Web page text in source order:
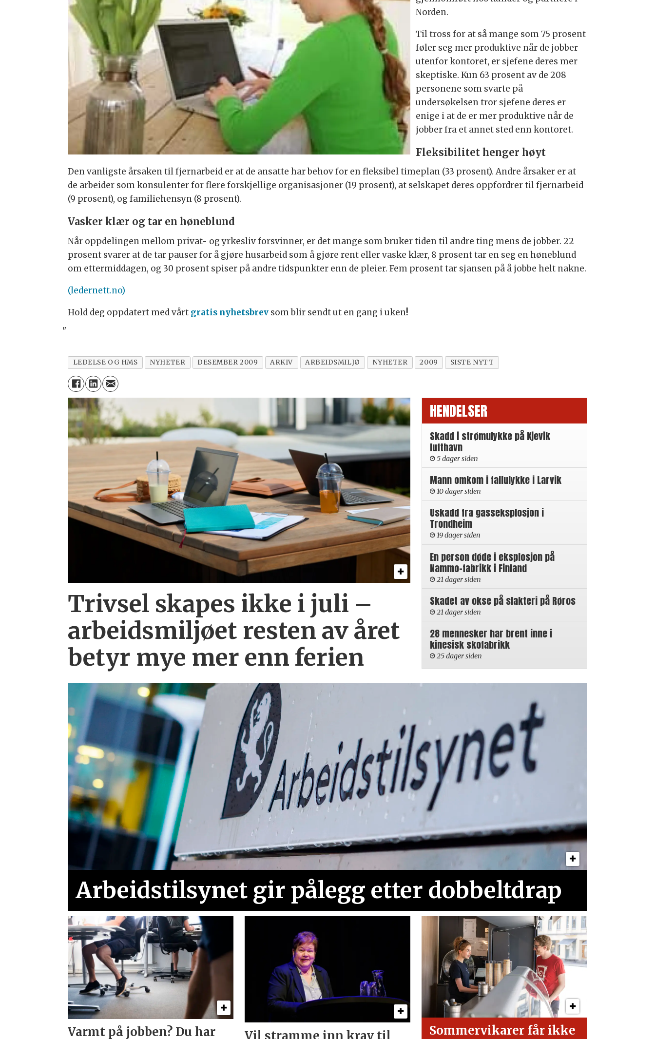
Norden.
Til tross for at så mange som 75 prosent
føler seg mer produktive når de jobber
utenfor kontoret, er sjefene deres mer
skeptiske. Kun 63 prosent av de 208
personene som svarte på
undersøkelsen tror sjefene deres er
enige i at de er mer produktive når de
jobber fra et annet sted enn kontoret.
Fleksibilitet henger høyt
Den vanligste årsaken til fjernarbeid er at de ansatte har behov for en fleksibel timeplan (33 prosent). Andre årsaker er at
de arbeider som konsulenter for flere forskjellige organisasjoner (19 prosent), at selskapet deres oppfordrer til fjernarbeid
(9 prosent), og familiehensyn (8 prosent).
Vasker klær og tar en høneblund
Når oppdelingen mellom privat- og yrkesliv forsvinner, er det mange som bruker tiden til andre ting mens de jobber. 22
prosent svarer at de tar pauser for å gjøre husarbeid som å gjøre rent eller vaske klær, 8 prosent tar en seg en høneblund
om ettermiddagen, og 30 prosent spiser på andre tidspunkter enn de pleier. Fem prosent tar sjansen på å jobbe helt nakne.
(ledernett.no)
Hold deg oppdatert med vårt gratis nyhetsbrev som blir sendt ut en gang i uken!
"
LEDELSE OG HMS NYHETER DESEMBER 2009 ARKIV ARBEIDSMILJØ NYHETER 2009 SISTE NYTT
Trivsel skapes ikke i juli –
arbeid­smiljøet resten av året
betyr mye mer enn ferien
HENDELSER
Skadd i strømulykke på Kjevik
lufthavn
5 dager siden
Mann omkom i fallulykke i Larvik
10 dager siden
Uskadd fra gasseksplosjon i
Trondheim
19 dager siden
En person døde i eksplosjon på
Nammo-fabrikk i Finland
21 dager siden
Skadet av okse på slakteri på Røros
21 dager siden
28 mennesker har brent inne i
kinesisk skofabrikk
25 dager siden
Arbeidstilsynet gir pålegg etter dobbeltdrap
Varmt på jobben? Du har Vil stramme inn krav til
Sommervikarer får ikke